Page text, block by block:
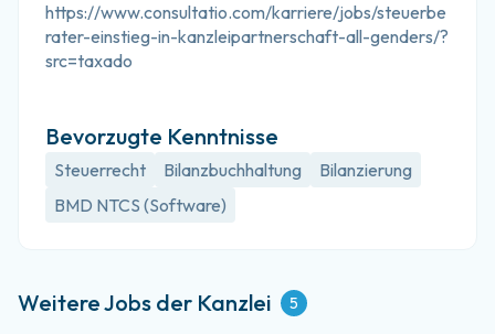
https://www.consultatio.com/karriere/jobs/steuerbe
rater-einstieg-in-kanzleipartnerschaft-all-genders/?
src=taxado
Bevorzugte Kenntnisse
Steuerrecht Bilanzbuchhaltung
Bilanzierung
BMD NTCS (Software)
Weitere Jobs der Kanzlei 5